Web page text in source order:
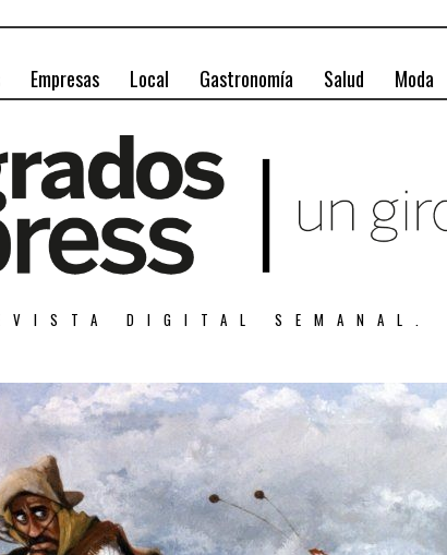
Empresas Local Gastronomía Salud Moda
DIGITAL